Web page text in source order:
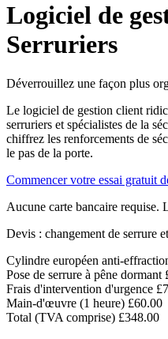
Logiciel de
Serruriers
Déverrouillez une façon plus
Le logiciel de gestion client
serruriers et spécialistes de la
chiffrez les renforcements de
le pas de la porte.
Commencer votre essai gratuit
Aucune carte bancaire requise.
Devis : changement de serrure
Cylindre européen anti-
Pose de serrure à pêne dormant
Frais d'intervention d'urgence
Main-d'œuvre (1 heure) £60.00
Total (TVA comprise) £348.00